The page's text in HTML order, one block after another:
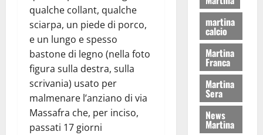
qualche collant, qualche
sciarpa, un piede di porco,
e un lungo e spesso
bastone di legno (nella foto
figura sulla destra, sulla
scrivania) usato per
malmenare l’anziano di via
Massafra che, per inciso,
passati 17 giorni
martina
calcio
Martina
Franca
Martina
Sera
News
Martina